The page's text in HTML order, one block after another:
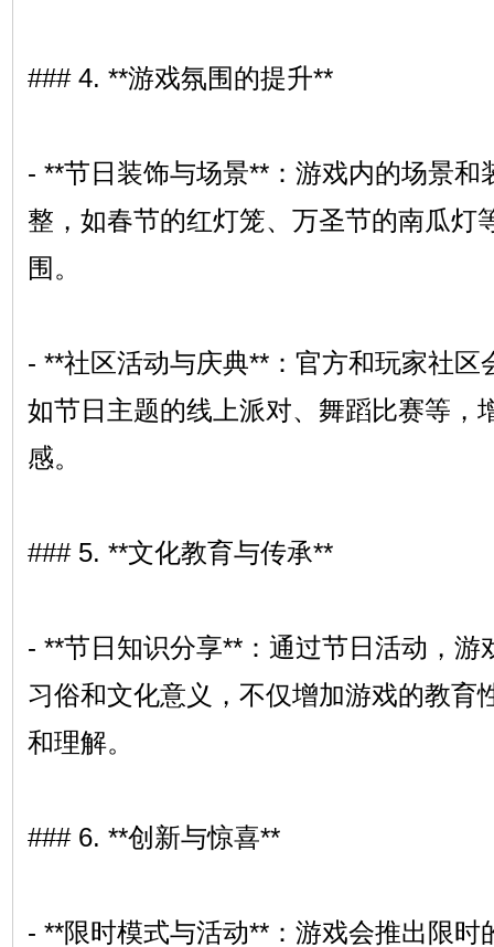
### 4. **游戏氛围的提升**
- **节日装饰与场景**：游戏内的场景和
整，如春节的红灯笼、万圣节的南瓜灯
围。
- **社区活动与庆典**：官方和玩家社区
如节日主题的线上派对、舞蹈比赛等，
感。
### 5. **文化教育与传承**
- **节日知识分享**：通过节日活动，游
习俗和文化意义，不仅增加游戏的教育
和理解。
### 6. **创新与惊喜**
- **限时模式与活动**：游戏会推出限时